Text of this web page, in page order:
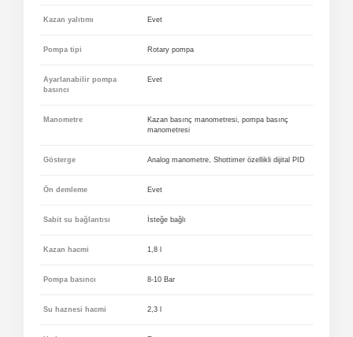
Kazan yalıtımı Evet
Pompa tipi Rotary pompa
Ayarlanabilir pompa
basıncı
Evet
Manometre
Kazan basınç manometresi, pompa basınç
manometresi
Gösterge Analog manometre, Shottimer özellikli dijital PID
Ön demleme Evet
Sabit su bağlantısı İsteğe bağlı
Kazan hacmi 1,8 l
Pompa basıncı 8-10 Bar
Su haznesi hacmi 2,3 l